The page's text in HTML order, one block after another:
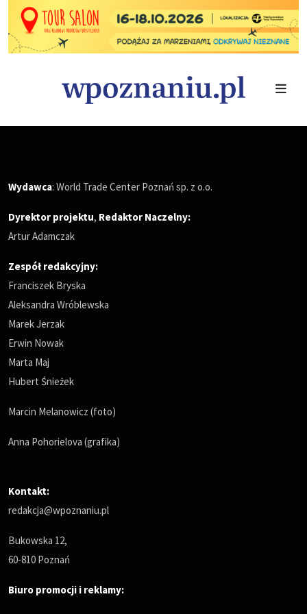
Wydawca: World Trade Center Poznań sp. z o.o.
Dyrektor projektu, Redaktor Naczelny:
Artur Adamczak
Zespół redakcyjny:
Franciszek Bryska
Aleksandra Wróblewska
Marek Jerzak
Erwin Nowak
Marta Maj
Hubert Śnieżek
Marcin Melanowicz (foto)
Anna Pohorielova (grafika)
Kontakt:
redakcja@wpoznaniu.pl
Bukowska 12,
60-810 Poznań
Biuro promocji i reklamy: